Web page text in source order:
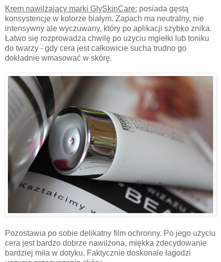
Krem nawilżający marki GlySkinCare: posiada gęstą
konsystencje w kolorze białym. Zapach ma neutralny, nie
intensywny ale wyczuwany, który po aplikacji szybko znika.
Łatwo się rozprowadza chwilę po użyciu mgiełki lub toniku
do twarzy - gdy cera jest całkowicie sucha trudno go
dokładnie wmasować w skórę.
Pozostawia po sobie delikatny film ochronny. Po jego użyciu
cera jest bardzo dobrze nawilżona, miękka zdecydowanie
bardziej miła w dotyku. Faktycznie doskonale łagodzi